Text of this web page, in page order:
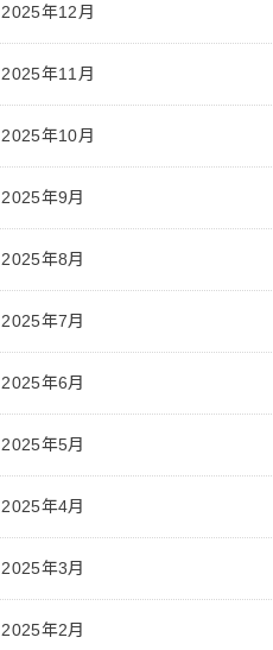
2025年12月
2025年11月
2025年10月
2025年9月
2025年8月
2025年7月
2025年6月
2025年5月
2025年4月
2025年3月
2025年2月